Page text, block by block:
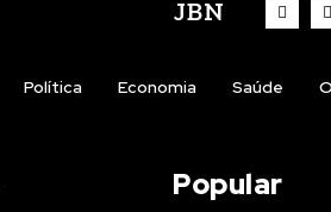
JBN
Política Economia Saúde
Popular